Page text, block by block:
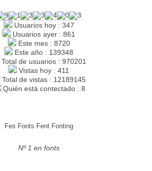
Usuarios hoy : 347
Usuarios ayer : 861
Este mes : 8720
Este año : 139348
Total de usuarios : 970201
Vistas hoy : 411
Total de vistas : 12189145
Quién está contectado : 8
Fes Fonts Fent Fonting
Nº 1 en fonts